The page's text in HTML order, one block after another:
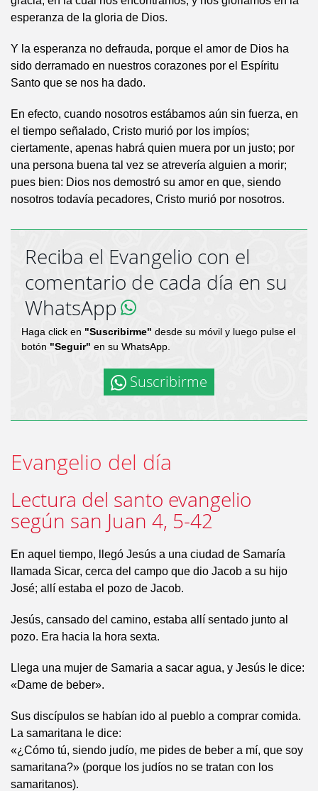
esperanza de la gloria de Dios.
Y la esperanza no defrauda, porque el amor de Dios ha
sido derramado en nuestros corazones por el Espíritu
Santo que se nos ha dado.
En efecto, cuando nosotros estábamos aún sin fuerza, en
el tiempo señalado, Cristo murió por los impíos;
ciertamente, apenas habrá quien muera por un justo; por
una persona buena tal vez se atrevería alguien a morir;
pues bien: Dios nos demostró su amor en que, siendo
nosotros todavía pecadores, Cristo murió por nosotros.
Reciba el Evangelio con el
comentario de cada día en su
WhatsApp
Haga click en "Suscribirme" desde su móvil y luego pulse el
botón "Seguir" en su WhatsApp.
Suscribirme
Evangelio del día
Lectura del santo evangelio
según san Juan 4, 5-42
En aquel tiempo, llegó Jesús a una ciudad de Samaría
llamada Sicar, cerca del campo que dio Jacob a su hijo
José; allí estaba el pozo de Jacob.
Jesús, cansado del camino, estaba allí sentado junto al
pozo. Era hacia la hora sexta.
Llega una mujer de Samaria a sacar agua, y Jesús le dice:
«Dame de beber».
Sus discípulos se habían ido al pueblo a comprar comida.
La samaritana le dice:
«¿Cómo tú, siendo judío, me pides de beber a mí, que soy
samaritana?» (porque los judíos no se tratan con los
samaritanos).